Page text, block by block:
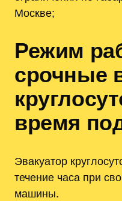
Москве;
Режим
срочные
время
Эвакуатор
течение часа при
машины.